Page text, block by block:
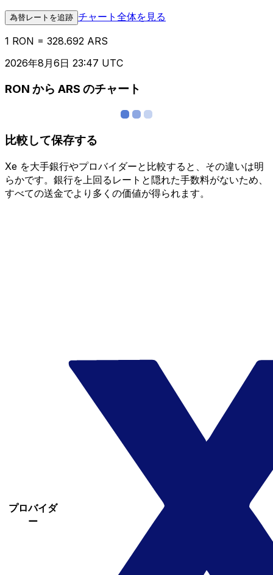
為替レートを追跡 チャート全体を見る
1 RON = 328.692 ARS
2026年8月6日 23:47 UTC
RON から ARS のチャート
比較して保存する
Xe を大手銀行やプロバイダーと比較すると、その違いは明
らかです。銀行を上回るレートと隠れた手数料がないため、
すべての送金でより多くの価値が得られます。
プロバイダ
ー